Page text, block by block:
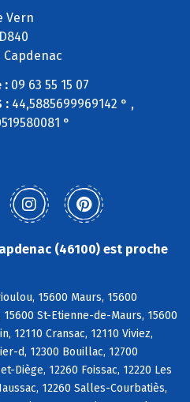
Vern
D840
Capdenac
: 09 63 55 15 07
:44,5885699969142 ° ,
°
(46100) est proche
15600 Maurs, 15600
St-Etienne-de-Maurs, 15600
12110 Cransac, 12110 Viviez,
d, 12300 Bouillac, 12700
Diège, 12260 Foissac, 12220 Les
12260 Salles-Courbatiès,